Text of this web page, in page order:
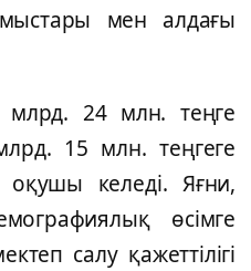
мен алдағы
млрд. 24 млн. теңге
15 млн. теңгеге
келеді. Яғни,
өсімге
салу қажеттілігі